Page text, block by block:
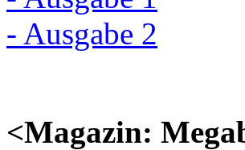
- Ausgabe 2
<Magazin: